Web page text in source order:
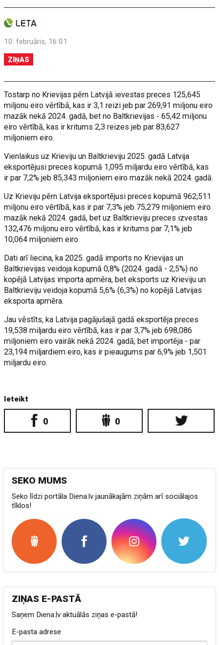
10. februāris, 16:01
ZIŅAS
Tostarp no Krievijas pērn Latvijā ievestas preces 125,645
miljonu eiro vērtībā, kas ir 3,1 reizi jeb par 269,91 miljonu eiro
mazāk nekā 2024. gadā, bet no Baltkrievijas - 65,42 miljonu
eiro vērtībā, kas ir kritums 2,3 reizes jeb par 83,627
miljoniem eiro.
Vienlaikus uz Krieviju un Baltkrieviju 2025. gadā Latvija
eksportējusi preces kopumā 1,095 miljardu eiro vērtībā, kas
ir par 7,2% jeb 85,343 miljoniem eiro mazāk nekā 2024. gadā.
Uz Krieviju pērn Latvija eksportējusi preces kopumā 962,511
miljonu eiro vērtībā, kas ir par 7,3% jeb 75,279 miljoniem eiro
mazāk nekā 2024. gadā, bet uz Baltkrieviju preces izvestas
132,476 miljonu eiro vērtībā, kas ir kritums par 7,1% jeb
10,064 miljoniem eiro.
Dati arī liecina, ka 2025. gadā imports no Krievijas un
Baltkrievijas veidoja kopumā 0,8% (2024. gadā - 2,5%) no
kopējā Latvijas importa apmēra, bet eksports uz Krieviju un
Baltkrieviju veidoja kopumā 5,6% (6,3%) no kopējā Latvijas
eksporta apmēra.
Jau vēstīts, ka Latvija pagājušajā gadā eksportēja preces
19,538 miljardu eiro vērtībā, kas ir par 3,7% jeb 698,086
miljoniem eiro vairāk nekā 2024. gadā, bet importēja - par
23,194 miljardiem eiro, kas ir pieaugums par 6,9% jeb 1,501
miljardu eiro.
Ieteikt
0 0
SEKO MUMS
Seko līdzi portāla Diena.lv jaunākajām ziņām arī sociālajos
tīklos!
ZIŅAS E-PASTĀ
Saņem Diena.lv aktuālās ziņas e-pastā!
E-pasta adrese